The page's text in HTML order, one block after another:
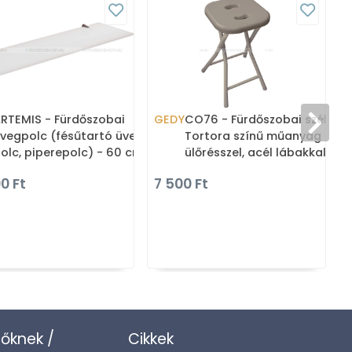
- Fürdőszobai
(fésűtartó üveg
piperepolc) - 60 cm -
Ft
GEDYCO76 - Fürdőszobai szék -
Tortora színű műanyag
ülőrésszel, acél lábakkal
7 500 Ft
/
Cikkek